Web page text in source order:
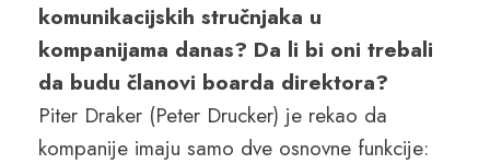
komunikacijskih stručnjaka u
kompanijama danas? Da li bi oni trebali
da budu članovi boarda direktora?
Piter Draker (Peter Drucker) je rekao da
kompanije imaju samo dve osnovne funkcije: